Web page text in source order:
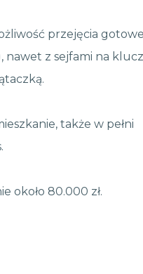
przejęcia
nawet z sejfami na
także w pełni
około 80.000 zł.